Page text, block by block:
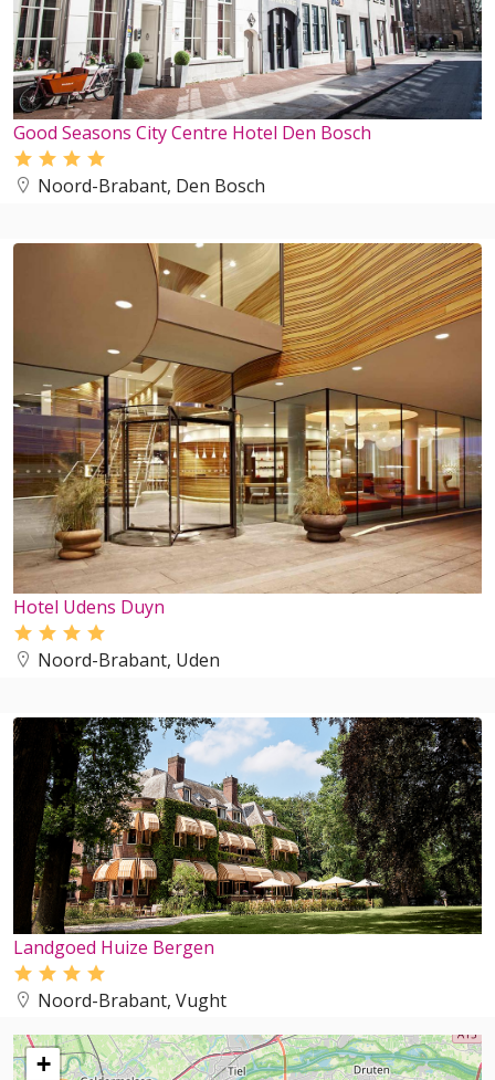
Good Seasons City Centre Hotel Den Bosch
Noord-Brabant, Den Bosch
Hotel Udens Duyn
Noord-Brabant, Uden
Landgoed Huize Bergen
Noord-Brabant, Vught
+